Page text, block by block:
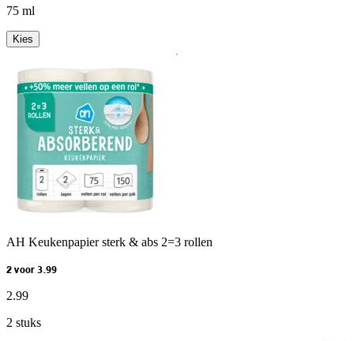
75 ml
Kies
AH Keukenpapier sterk & abs 2=3 rollen
2 voor 3.99
2.99
2 stuks